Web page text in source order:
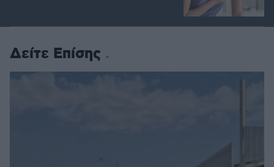
Δείτε Επίσης